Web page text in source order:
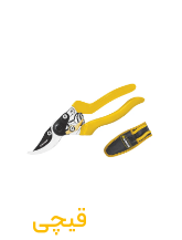
قیچی